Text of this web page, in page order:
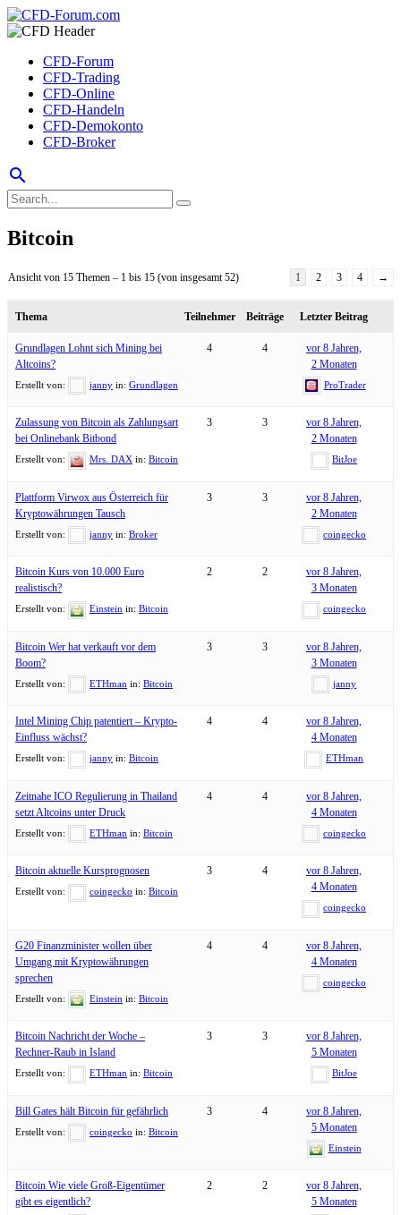
CFD-Forum
CFD-Trading
CFD-Online
CFD-Handeln
CFD-Demokonto
CFD-Broker
search
Bitcoin
Ansicht von 15 Themen – 1 bis 15 (von insgesamt 52) 1 2 3 4 →
Thema Teilnehmer Beiträge Letzter Beitrag
Grundlagen Lohnt sich Mining bei
Altcoins?
Erstellt von: janny in: Grundlagen
4 4
vor 8 Jahren,
2 Monaten
ProTrader
Zulassung von Bitcoin als Zahlungsart
bei Onlinebank Bitbond
Erstellt von: Mrs. DAX in: Bitcoin
3 3
vor 8 Jahren,
2 Monaten
BitJoe
Plattform Virwox aus Österreich für
Kryptowährungen Tausch
Erstellt von: janny in: Broker
3 3
vor 8 Jahren,
2 Monaten
coingecko
Bitcoin Kurs von 10.000 Euro
realistisch?
Erstellt von: Einstein in: Bitcoin
2 2
vor 8 Jahren,
3 Monaten
coingecko
Bitcoin Wer hat verkauft vor dem
Boom?
Erstellt von: ETHman in: Bitcoin
3 3
vor 8 Jahren,
3 Monaten
janny
Intel Mining Chip patentiert – Krypto-
Einfluss wächst?
Erstellt von: janny in: Bitcoin
4 4
vor 8 Jahren,
4 Monaten
ETHman
Zeitnahe ICO Regulierung in Thailand
setzt Altcoins unter Druck
Erstellt von: ETHman in: Bitcoin
4 4
vor 8 Jahren,
4 Monaten
coingecko
Bitcoin aktuelle Kursprognosen
Erstellt von: coingecko in: Bitcoin
3 4
vor 8 Jahren,
4 Monaten
coingecko
G20 Finanzminister wollen über
Umgang mit Kryptowährungen
sprechen
Erstellt von: Einstein in: Bitcoin
4 4
vor 8 Jahren,
4 Monaten
coingecko
Bitcoin Nachricht der Woche –
Rechner-Raub in Island
Erstellt von: ETHman in: Bitcoin
3 3
vor 8 Jahren,
5 Monaten
BitJoe
Bill Gates hält Bitcoin für gefährlich
Erstellt von: coingecko in: Bitcoin
3 4
vor 8 Jahren,
5 Monaten
Einstein
Bitcoin Wie viele Groß-Eigentümer
gibt es eigentlich?
2 2
vor 8 Jahren,
5 Monaten